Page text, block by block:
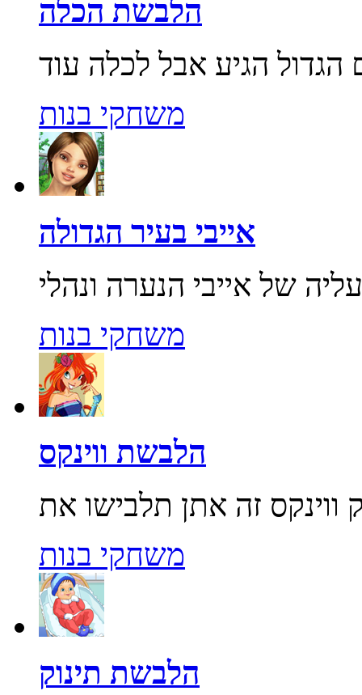
הלבשת הכלה
משחקי בנות
אייבי בעיר הגדולה
משחקי בנות
הלבשת ווינקס
משחקי בנות
הלבשת תינוק